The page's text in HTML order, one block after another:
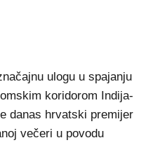
ulogu u spajanju
koridorom Indija-
danas hrvatski premijer
večeri u povodu